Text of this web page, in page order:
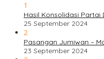
1
Hasil Konsolidasi
25 September 2024
2
Pasangan Jumiwan –
23 September 2024